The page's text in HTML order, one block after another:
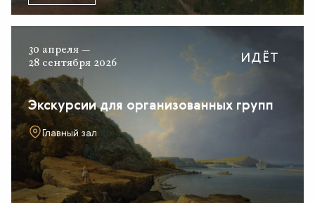
30 апреля —
28 сентября 2026
Экскурсии для организованных групп
Главный зал
ИДЁТ